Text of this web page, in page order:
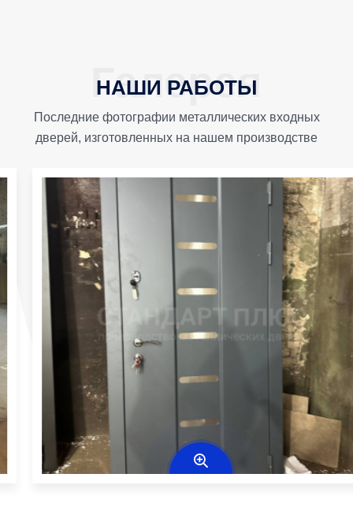
НАШИ РАБОТЫ
Последние фотографии металлических входных
дверей, изготовленных на нашем производстве